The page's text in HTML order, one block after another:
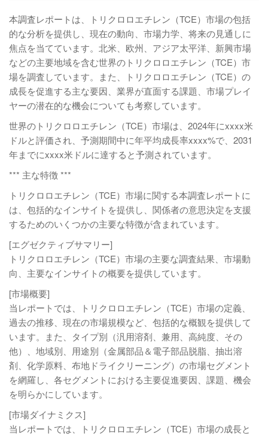
本調査レポートは、トリクロロエチレン（TCE）市場の包括
的な分析を提供し、現在の動向、市場力学、将来の見通しに
焦点を当てています。北米、欧州、アジア太平洋、新興市場
などの主要地域を含む世界のトリクロロエチレン（TCE）市
場を調査しています。また、トリクロロエチレン（TCE）の
成長を促進する主な要因、業界が直面する課題、市場プレイ
ヤーの潜在的な機会についても考察しています。
世界のトリクロロエチレン（TCE）市場は、2024年にxxxx米
ドルと評価され、予測期間中に年平均成長率xxxx%で、2031
年までにxxxx米ドルに達すると予測されています。
*** 主な特徴 ***
トリクロロエチレン（TCE）市場に関する本調査レポートに
は、包括的なインサイトを提供し、関係者の意思決定を支援
するためのいくつかの主要な特徴が含まれています。
[エグゼクティブサマリー]
トリクロロエチレン（TCE）市場の主要な調査結果、市場動
向、主要なインサイトの概要を提供しています。
[市場概要]
当レポートでは、トリクロロエチレン（TCE）市場の定義、
過去の推移、現在の市場規模など、包括的な概観を提供して
います。また、タイプ別（汎用溶剤、兼用、高純度、その
他）、地域別、用途別（金属部品＆電子部品脱脂、抽出溶
剤、化学原料、布地ドライクリーニング）の市場セグメント
を網羅し、各セグメントにおける主要促進要因、課題、機会
を明らかにしています。
[市場ダイナミクス]
当レポートでは、トリクロロエチレン（TCE）市場の成長と